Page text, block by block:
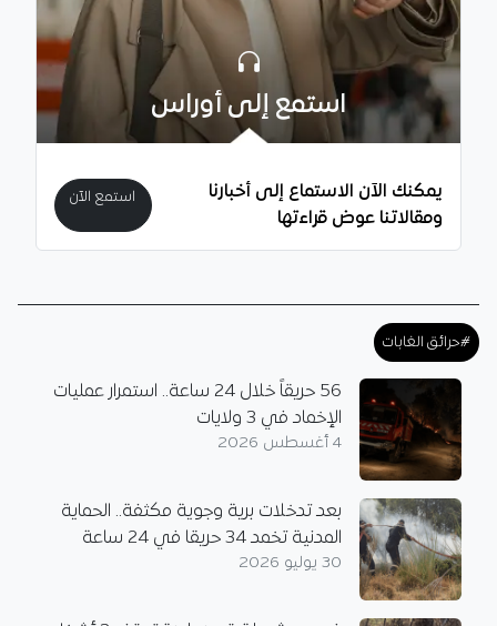
استمع إلى أوراس
يمكنك الآن الاستماع إلى أخبارنا
ومقالاتنا عوض قراءتها
استمع الآن
#حرائق الغابات
56 حريقاً خلال 24 ساعة.. استمرار عمليات
الإخماد في 3 ولايات
4 أغسطس 2026
بعد تدخلات برية وجوية مكثفة.. الحماية
المدنية تخمد 34 حريقا في 24 ساعة
30 يوليو 2026